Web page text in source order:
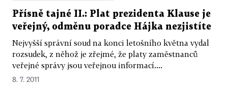
Přísně tajné II.: Plat prezidenta Klause je
veřejný, odměnu poradce Hájka nezjistíte
Nejvyšší správní soud na konci letošního května vydal
rozsudek, z něhož je zřejmé, že platy zaměstnanců
veřejné správy jsou veřejnou informací....
8. 7. 2011